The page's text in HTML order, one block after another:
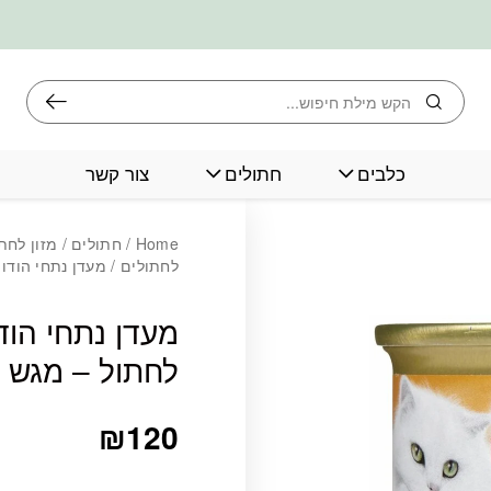
חיפוש
כלבים חתולים צור קשר
Home
/ חתולים / מזון
לחתולים / מעדן נתחי הודו
מעדן נתחי
לחתול – מגש 24 יח
₪120